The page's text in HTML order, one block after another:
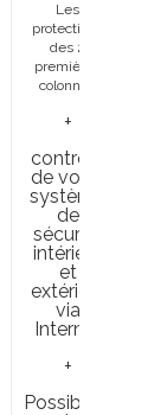
Les
protections
des 2
premières
colonnes
+
contrôle
de votre
système
de
sécurité
intérieur
et
extérieur
via
Internet
+
Possibilité